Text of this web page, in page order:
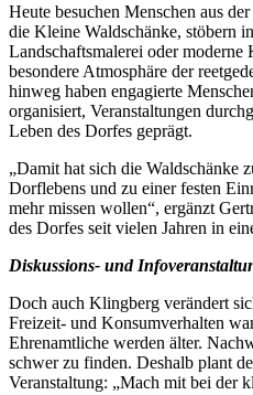
Heute besuchen Menschen aus
die Kleine Waldschänke, stöbern
Landschaftsmalerei oder moderne
besondere Atmos­phäre der
hinweg haben engagierte
organisiert, Veranstaltungen
Leben des Dorfes geprägt.
„Damit hat sich die Waldschänke
Dorflebens und zu einer festen
mehr missen wollen“, ergänzt
des Dorfes seit vielen Jahren in
Diskussions- und
Doch auch Klingberg verändert
Freizeit- und Konsumverhalten
Ehrenamtliche werden älter.
schwer zu finden. Deshalb plant
Veranstaltung: „Mach mit bei der